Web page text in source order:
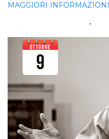
MAGGIORI INFORMAZIONI